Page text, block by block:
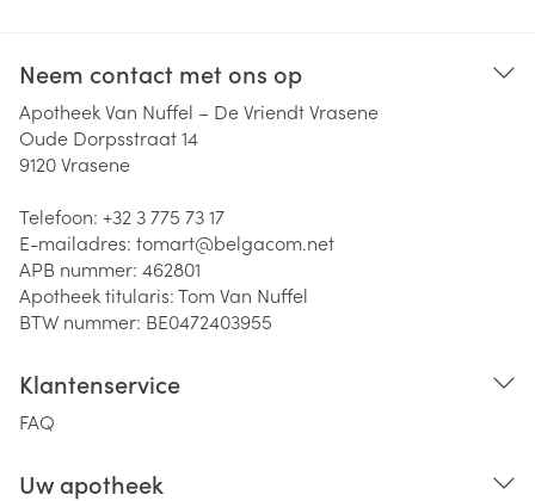
Neem contact met ons op
Apotheek Van Nuffel – De Vriendt Vrasene
Oude Dorpsstraat 14
9120Vrasene
Telefoon: +32 3 775 73 17
E-mailadres: tomart@belgacom.net
APB nummer: 462801
Apotheek titularis:Tom Van Nuffel
BTW nummer: BE0472403955
Klantenservice
FAQ
Uw apotheek